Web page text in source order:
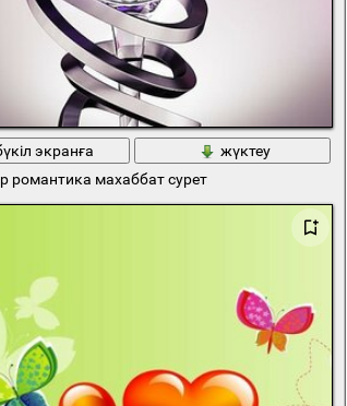
экранға
жүктеу
романтика махаббат сурет